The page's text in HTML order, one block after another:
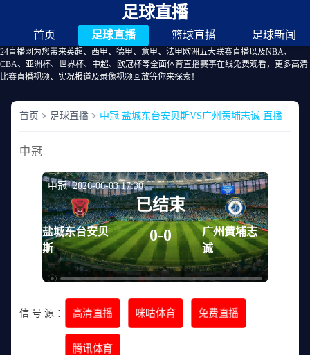
足球直播
首页 足球直播 篮球直播 足球新闻
24直播网为您带来英超、西甲、德甲、意甲、法甲欧洲五大联赛直播以及NBA、
CBA、亚洲杯、世界杯、中超、欧冠杯等全面体育直播赛事在线免费观看，更多高清
比赛直播视频、实况报道及录像视频回放等你来探索！
首页 > 足球直播 > 中冠 盐城东台安贝斯VS广州黄埔志诚 直播
中冠
中冠 2026-06-03 17:30
盐城东台安贝
斯
已结束
0-0
广州黄埔志
诚
信 号 源 ： 高清直播 咪咕体育 免费直播
腾讯体育